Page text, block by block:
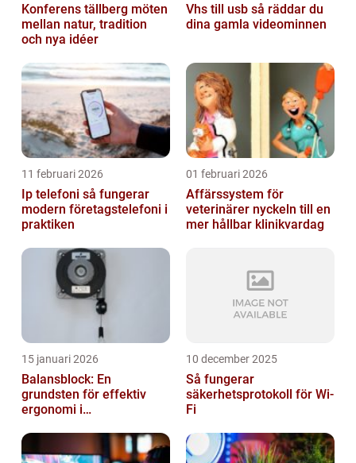
Konferens tällberg möten
mellan natur, tradition
och nya idéer
Vhs till usb så räddar du
dina gamla videominnen
11 februari 2026
Ip telefoni så fungerar
modern företagstelefoni i
praktiken
01 februari 2026
Affärssystem för
veterinärer nyckeln till en
mer hållbar klinikvardag
15 januari 2026
Balansblock: En
grundsten för effektiv
ergonomi i
10 december 2025
Så fungerar
säkerhetsprotokoll för Wi-
Fi